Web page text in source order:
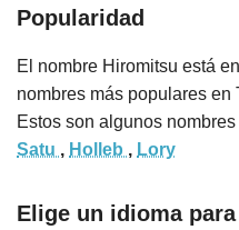
Popularidad
El nombre Hiromitsu está
nombres más populares en
Estos son algunos
Satu , Holleb , Lory
Elige un idioma